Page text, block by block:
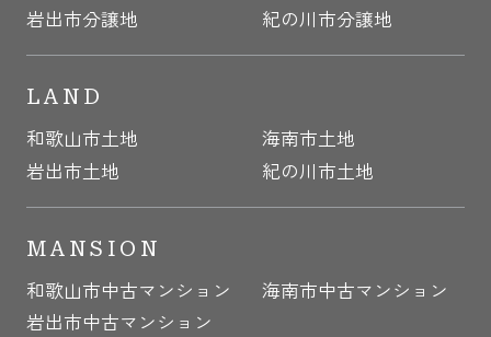
岩出市分譲地
紀の川市分譲地
LAND
和歌山市土地
海南市土地
岩出市土地
紀の川市土地
MANSION
和歌山市中古マンション
海南市中古マンション
岩出市中古マンション